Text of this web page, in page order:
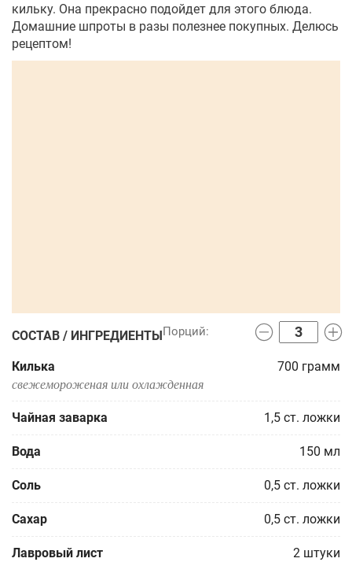
кильку. Она прекрасно подойдет для этого блюда.
Домашние шпроты в разы полезнее покупных. Делюсь
рецептом!
СОСТАВ / ИНГРЕДИЕНТЫ
Килька 700 грамм
свежемороженая или охлажденная
Чайная заварка 1,5 ст. ложки
Вода 150 мл
Соль 0,5 ст. ложки
Сахар 0,5 ст. ложки
Лавровый лист 2 штуки